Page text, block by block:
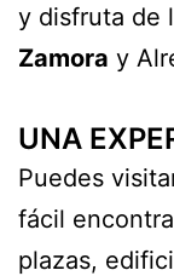
y disfruta de
Zamora y
UNA
Puedes
fácil
plazas,